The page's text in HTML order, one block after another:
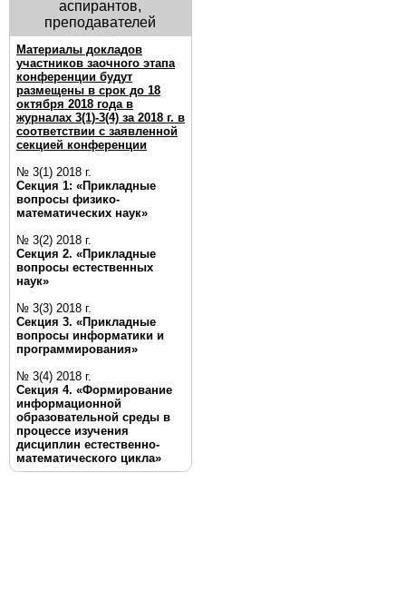
аспирантов,
преподавателей
Материалы докладов
участников заочного этапа
конференции будут
размещены в срок до 18
октября 2018 года в
журналах 3(1)-3(4) за 2018 г. в
соответствии с заявленной
секцией конференции
№ 3(1) 2018 г.
Секция 1: «Прикладные
вопросы физико-
математических наук»
№ 3(2) 2018 г.
Секция 2. «Прикладные
вопросы естественных
наук»
№ 3(3) 2018 г.
Секция 3. «Прикладные
вопросы информатики и
программирования»
№ 3(4) 2018 г.
Секция 4. «Формирование
информационной
образовательной среды в
процессе изучения
дисциплин естественно-
математического цикла»